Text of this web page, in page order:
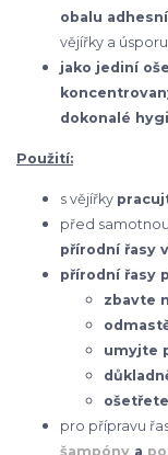
obalu
vějířky a
jako jediní
dokonalé
Použití:
s vějířky
před
přírodní řasy
přírodní řasy
zbavte
umyjte
pro přípravu
šampóny a